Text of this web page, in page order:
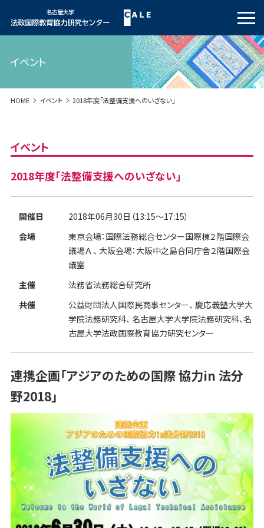
イベント
HOME イベント 2018年度「法整備支援へのいざない」
イベント
2018年度「法整備支援へのいざない」
開催日
2018年06月30日（13:15～17:15）
会場
東京会場：国際法務総合センター国際棟２階国際会
議場Ａ 、 大阪会場：大阪中之島合同庁舎２階国際会
議室
主催
法務省法務総合研究所
共催
公益財団法人国際民商事センター、 慶応義塾大学大
学院法務研究科、 名古屋大学大学院法務研究科、名
古屋大学法政国際教育協力研究センター
連携企画「アジアのための国際 協力in 法分
野2018」